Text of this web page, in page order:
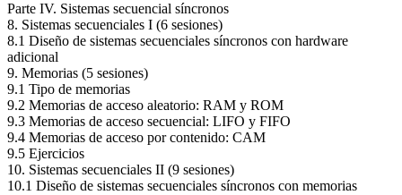
Parte IV. Sistemas secuencial síncronos
8. Sistemas secuenciales I (6 sesiones)
8.1 Diseño de sistemas secuenciales síncronos con hardware
adicional
9. Memorias (5 sesiones)
9.1 Tipo de memorias
9.2 Memorias de acceso aleatorio: RAM y ROM
9.3 Memorias de acceso secuencial: LIFO y FIFO
9.4 Memorias de acceso por contenido: CAM
9.5 Ejercicios
10. Sistemas secuenciales II (9 sesiones)
10.1 Diseño de sistemas secuenciales síncronos con memorias